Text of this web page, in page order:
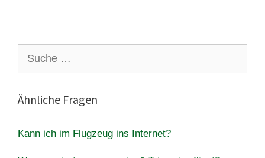
nach:
Ähnliche Fragen
Kann ich im Flugzeug ins Internet?